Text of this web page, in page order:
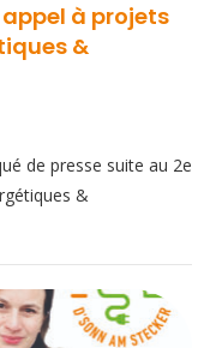
à projets
&
de presse suite au 2e
&